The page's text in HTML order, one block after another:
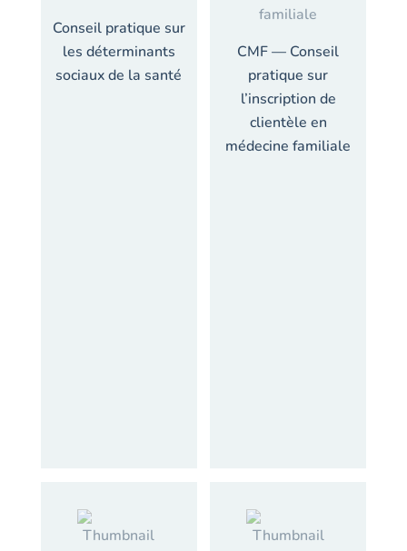
Conseil pratique sur
les déterminants
sociaux de la santé
CMF — Conseil
pratique sur
l’inscription de
clientèle en
médecine familiale